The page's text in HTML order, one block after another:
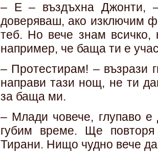
– Е – въздъхна Джонти,
доверяваш, ако изключим
теб. Но вече знам
например, че баща ти е
– Протестирам! – възрази
направи тази нощ, не ти
за баща ми.
– Млади човече, глупаво
губим време. Ще
Тирани. Нищо чудно вече